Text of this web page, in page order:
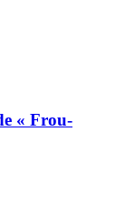
« Frou-